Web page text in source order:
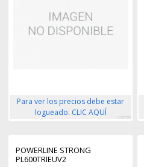
Para ver los precios debe estar
logueado. CLIC AQUÍ
169770
POWERLINE STRONG
PL600TRIEUV2